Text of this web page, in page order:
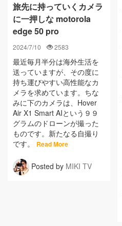
旅先に持っていくカメラ
に一押しな motorola
edge 50 pro
2024/7/10 2583
最近毎月半分は海外生活を
送っていますが、その度に
持ち運びやすい高性能なカ
メラを求めています。ちな
みに下のカメラは、Hover
Air X1 Smart AIという９９
グラムのドローンが撮った
ものです。新たなる自撮り
です。
Read More
Posted by MIKI TV